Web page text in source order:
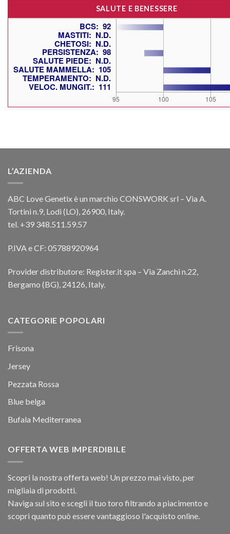
SALUTE E BENESSERE
L’AZIENDA
ABC Love Genetix è un marchio CONSWORK srl – Via A.
Tortini n.9, Lodi (LO), 26900, Italy.
tel. +39 348.511.59.57
P.IVA e CF: 05788920964
Provider distributore: Register.it spa – Via Zanchi n.22,
Bergamo (BG), 24126, Italy.
CATEGORIE POPOLARI
Frisona
Jersey
Pezzata Rossa
Blue belga
Bufala Mediterranea
OFFERTA WEB IMPERDIBILE
Scopri la nostra offerta web! Un prezzo mai visto, per
migliaia di prodotti.
Naviga sul sito e scegli il tuo toro filtrando a piacimento e
scopri quanto può essere vantaggioso l'acquisto online.